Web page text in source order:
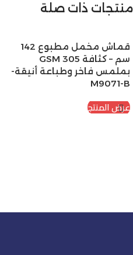
منتجات ذات صلة
قماش مخمل مطبوع 142
سم – كثافة 305 GSM
بملمس فاخر وطباعة أنيقة-
M9071-B
عرض المنتج